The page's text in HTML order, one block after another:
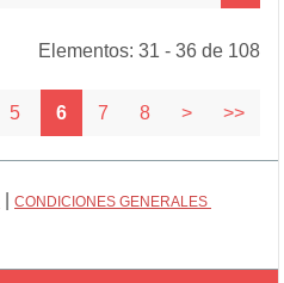
Elementos: 31 - 36 de 108
5 6 7 8 > >>
CONDICIONES GENERALES